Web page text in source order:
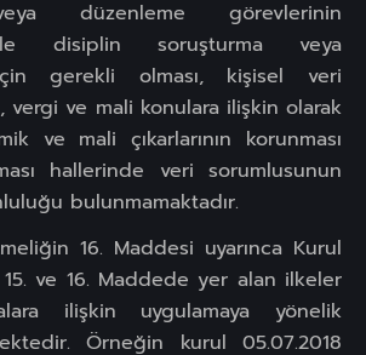
düzenleme görevlerinin
disiplin soruşturma veya
için gerekli olması, kişisel veri
vergi ve mali konulara ilişkin olarak
ve mali çıkarlarının korunması
hallerinde veri sorumlusunun
bulunmamaktadır.
16. Maddesi uyarınca Kurul
15. ve 16. Maddede yer alan ilkeler
ilişkin uygulamaya yönelik
Örneğin kurul 05.07.2018